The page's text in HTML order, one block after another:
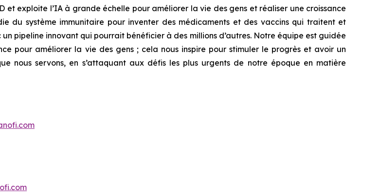
et exploite l’IA à grande échelle pour améliorer la vie des gens et réaliser une croissance
du système immunitaire pour inventer des médicaments et des vaccins qui traitent et
pipeline innovant qui pourrait bénéficier à des millions d’autres. Notre équipe est guidée
pour améliorer la vie des gens ; cela nous inspire pour stimuler le progrès et avoir un
nous servons, en s’attaquant aux défis les plus urgents de notre époque en matière